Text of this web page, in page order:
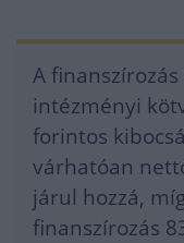
A
intézményi
forintos
várhatóan
járul hozzá,
finanszírozás